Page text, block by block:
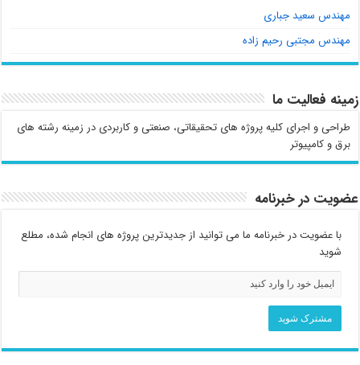
مهندس سعید جباری
مهندس مجتبی رحیم زاده
زمینه فعالیت ما
طراحی و اجرای کلیه پروژه های تحقیقاتی، صنعتی و کاربردی در زمینه رشته های
برق و کامپیوتر
عضویت در خبرنامه
با عضویت در خبرنامه ما می توانید از جدیدترین پروژه های انجام شده، مطلع
شوید